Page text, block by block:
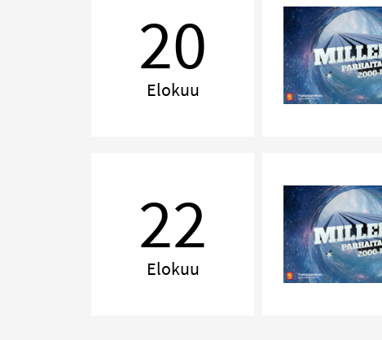
20
Elokuu
22
Elokuu